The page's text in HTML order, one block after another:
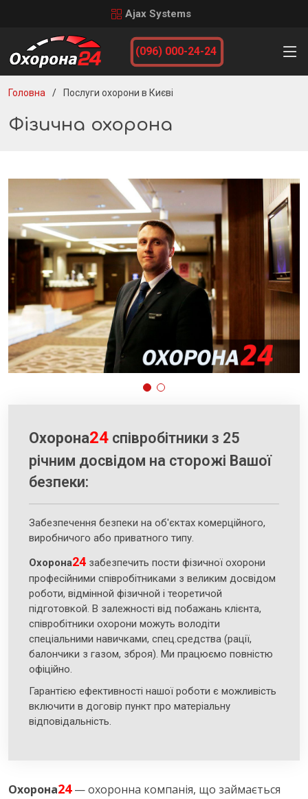
Ajax Systems
(096) 000-24-24
Головна Послуги охорони в Києві
Фізична охорона
Охорона24 співробітники з 25
річним досвідом на сторожі Вашої
безпеки:
Забезпечення безпеки на об'єктах комерційного,
виробничого або приватного типу.
Охорона24 забезпечить пости фізичної охорони
професійними співробітниками з великим досвідом
роботи, відмінной фізичной і теоретичой
підготовкой. В залежності від побажань клієнта,
співробітники охорони можуть володіти
спеціальними навичками, спец.средства (рації,
балончики з газом, зброя). Ми працюємо повністю
офіційно.
Гарантією ефективності нашої роботи є можливість
включити в договір пункт про матеріальну
відповідальність.
Охорона24— охоронна компанія, що займається